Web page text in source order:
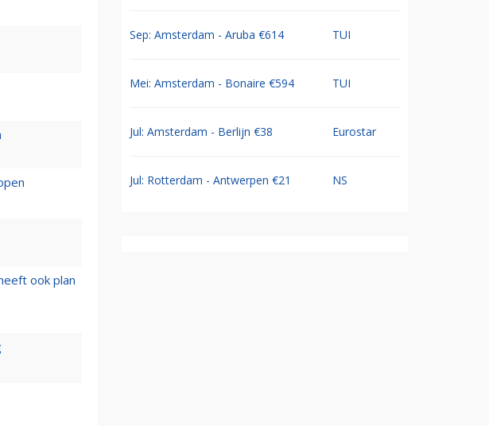
ook plan
Sep: Amsterdam - Aruba €614 TUI
Mei: Amsterdam - Bonaire €594 TUI
Jul: Amsterdam - Berlijn €38 Eurostar
Jul: Rotterdam - Antwerpen €21 NS